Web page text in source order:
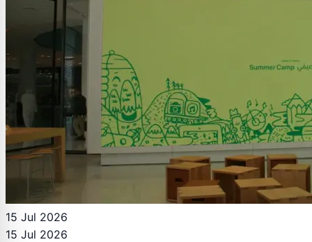
15 Jul 2026
15 Jul 2026